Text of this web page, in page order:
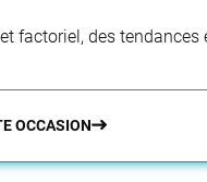
factoriel, des tendances
OCCASION